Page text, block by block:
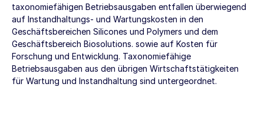
taxonomiefähigen Betriebsausgaben entfallen überwiegend
auf Instandhaltungs- und Wartungskosten in den
Geschäftsbereichen Silicones und Polymers und dem
Geschäftsbereich Biosolutions. sowie auf Kosten für
Forschung und Entwicklung. Taxonomiefähige
Betriebsausgaben aus den übrigen Wirtschaftstätigkeiten
für Wartung und Instandhaltung sind untergeordnet.